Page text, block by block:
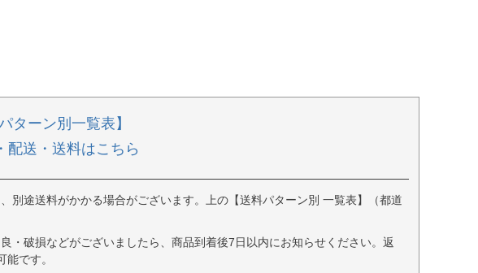
ターン別一覧表】
配送・送料はこちら
別途送料がかかる場合がございます。上の【送料パターン別 一覧表】（都道
・破損などがございましたら、商品到着後7日以内にお知らせください。返
です。